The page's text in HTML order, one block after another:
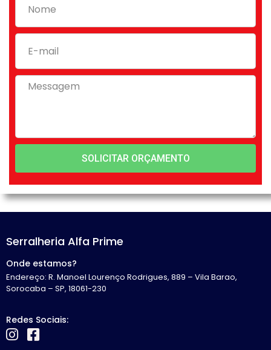
SOLICITAR ORÇAMENTO
Serralheria Alfa Prime
Onde estamos?
Endereço: R. Manoel Lourenço Rodrigues, 889 – Vila Barao,
Sorocaba – SP, 18061-230
Redes Sociais: